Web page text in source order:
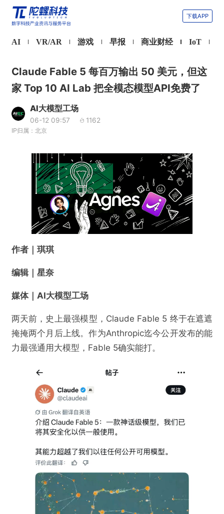
下载APP
AI VR/AR 游戏 早报 商业财经 IoT
Claude Fable 5 每百万输出 50 美元，但这
家 Top 10 AI Lab 把全模态模型API免费了
AI大模型工场
06-12 09:57 1162
IP归属：北京
作者｜琪琪
编辑｜星奈
媒体｜AI大模型工场
两天前，史上最强模型，Claude Fable 5 终于在遮遮
掩掩两个月后上线。作为Anthropic迄今公开发布的能
力最强通用大模型，Fable 5确实能打。